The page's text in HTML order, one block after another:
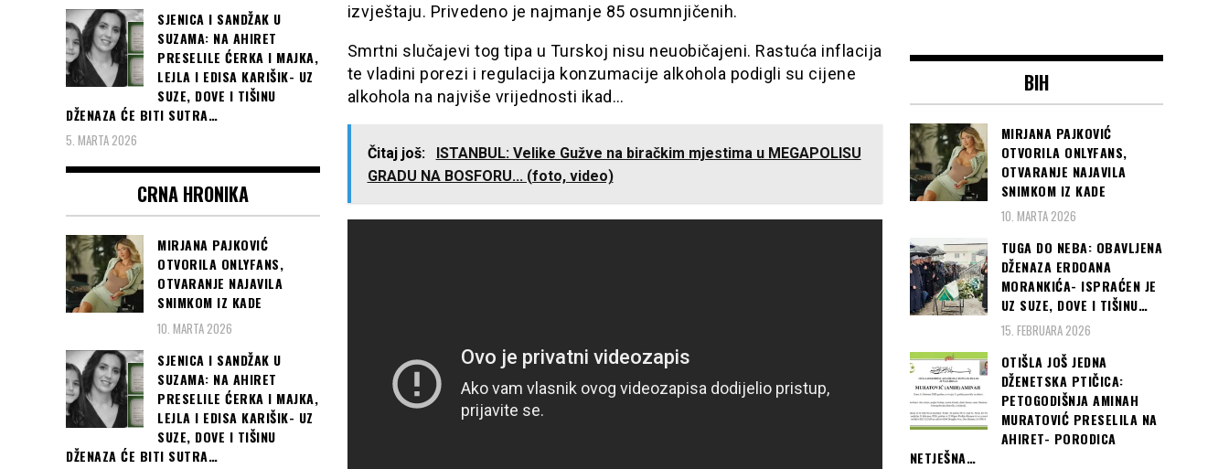
izvještaju. Privedeno je najmanje 85 osumnjičenih.
Smrtni slučajevi tog tipa u Turskoj nisu neuobičajeni. Rastuća inflacija
te vladini porezi i regulacija konzumacije alkohola podigli su cijene
alkohola na najviše vrijednosti ikad…
Čitaj još:
ISTANBUL: Velike Gužve na biračkim mjestima u MEGAPOLISU
GRADU NA BOSFORU... (foto, video)
SJENICA I SANDŽAK U
SUZAMA: NA AHIRET
PRESELILE ĆERKA I MAJKA,
LEJLA I EDISA KARIŠIK- UZ
SUZE, DOVE I TIŠINU
DŽENAZA ĆE BITI SUTRA…
5. MARTA 2026
CRNA HRONIKA
MIRJANA PAJKOVIĆ
OTVORILA ONLYFANS,
OTVARANJE NAJAVILA
SNIMKOM IZ KADE
10. MARTA 2026
SJENICA I SANDŽAK U
SUZAMA: NA AHIRET
PRESELILE ĆERKA I MAJKA,
LEJLA I EDISA KARIŠIK- UZ
SUZE, DOVE I TIŠINU
DŽENAZA ĆE BITI SUTRA…
BIH
MIRJANA PAJKOVIĆ
OTVORILA ONLYFANS,
OTVARANJE NAJAVILA
SNIMKOM IZ KADE
10. MARTA 2026
TUGA DO NEBA: OBAVLJENA
DŽENAZA ERDOANA
MORANKIĆA- ISPRAĆEN JE
UZ SUZE, DOVE I TIŠINU…
15. FEBRUARA 2026
OTIŠLA JOŠ JEDNA
DŽENETSKA PTIČICA:
PETOGODIŠNJA AMINAH
MURATOVIĆ PRESELILA NA
AHIRET- PORODICA
NETJEŠNA…